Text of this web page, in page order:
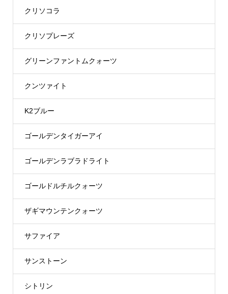
クリソコラ
クリソプレーズ
グリーンファントムクォーツ
クンツァイト
K2ブルー
ゴールデンタイガーアイ
ゴールデンラブラドライト
ゴールドルチルクォーツ
ザギマウンテンクォーツ
サファイア
サンストーン
シトリン